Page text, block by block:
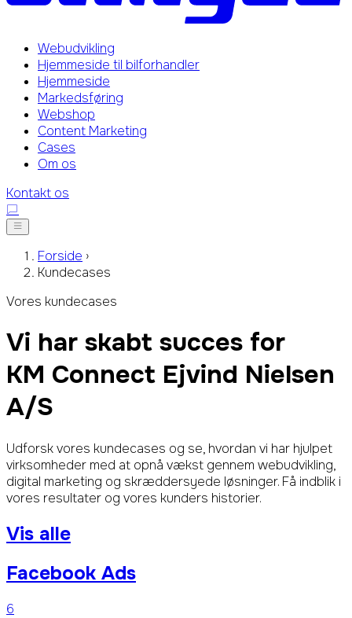
Webudvikling
Hjemmeside til bilforhandler
Hjemmeside
Markedsføring
Webshop
Content Marketing
Cases
Om os
Kontakt os
Forside ›
Kundecases
Vores kundecases
Vi har skabt succes for
Ejvind Nielsen A/S Lysdahl
Simonsen
Udforsk vores kundecases og se, hvordan vi har hjulpet
virksomheder med at opnå vækst gennem webudvikling,
digital marketing og skræddersyede løsninger. Få indblik i
vores resultater og vores kunders historier.
Vis alle
Facebook Ads
6